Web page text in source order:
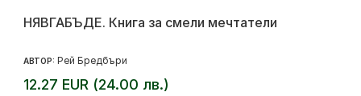
НЯВГАБЪДЕ. Книга за смели мечтатели
АВТОР: Рей Бредбъри
12.27 EUR (24.00 лв.)